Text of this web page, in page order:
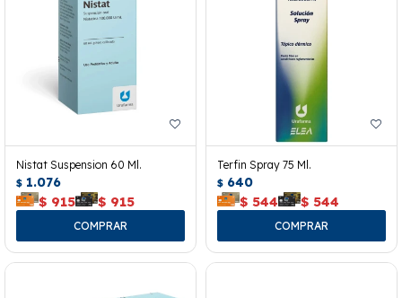
Nistat Suspension 60 Ml.
$ 1.076
$ 915 $ 915
Terfin Spray 75 Ml.
$ 640
$ 544 $ 544